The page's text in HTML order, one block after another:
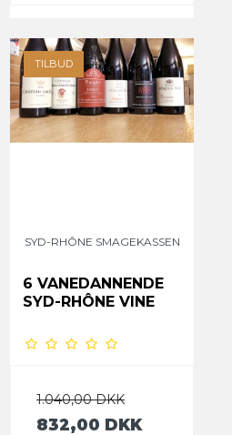
TILBUD
SYD-RHÔNE SMAGEKASSEN
6 VANEDANNENDE
SYD-RHÔNE VINE
1.040,00 DKK
832,00 DKK